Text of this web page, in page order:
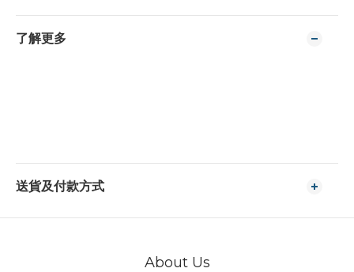
了解更多
送貨及付款方式
About Us